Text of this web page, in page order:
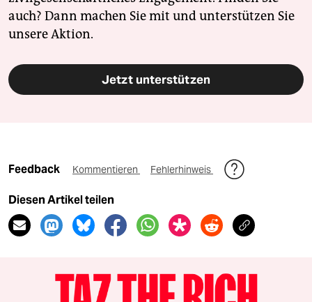
auch? Dann machen Sie mit und unterstützen Sie
unsere Aktion.
Jetzt unterstützen
Feedback Kommentieren Fehlerhinweis
Diesen Artikel teilen